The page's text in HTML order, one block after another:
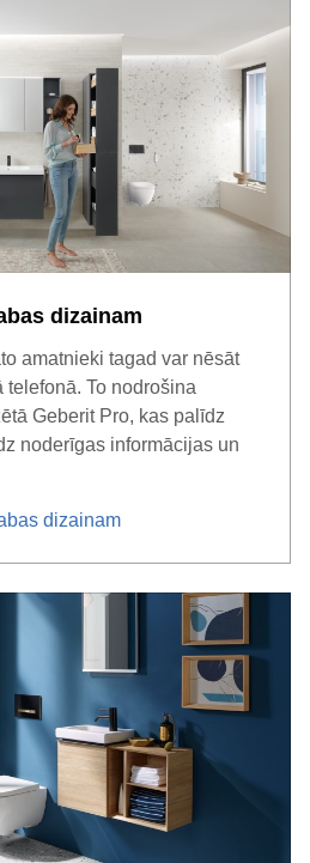
dizainam
amatnieki tagad var nēsāt
telefonā. To nodrošina
Geberit Pro, kas palīdz
noderīgas informācijas un
dizainam